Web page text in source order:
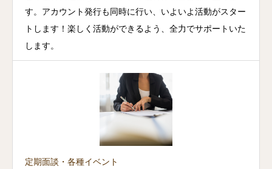
す。アカウント発行も同時に行い、いよいよ活動がスター
トします！楽しく活動ができるよう、全力でサポートいた
します。
定期面談・各種イベント